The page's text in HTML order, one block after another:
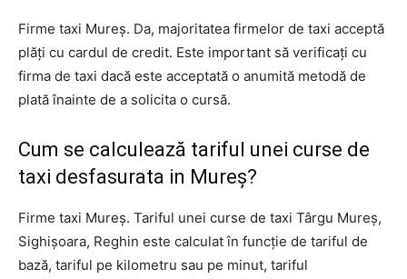
Firme taxi Mureș. Da, majoritatea firmelor de taxi acceptă
plăți cu cardul de credit. Este important să verificați cu
firma de taxi dacă este acceptată o anumită metodă de
plată înainte de a solicita o cursă.
Cum se calculează tariful unei curse de
taxi desfasurata in Mureș?
Firme taxi Mureș. Tariful unei curse de taxi Târgu Mureș,
Sighișoara, Reghin este calculat în funcție de tariful de
bază, tariful pe kilometru sau pe minut, tariful